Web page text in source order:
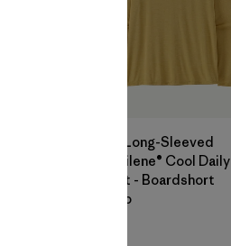
Trout
M's Long-Sleeved
Capilene® Cool Daily
Shirt - Boardshort
Logo